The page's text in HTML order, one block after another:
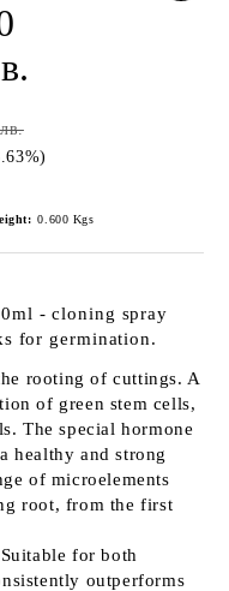
0.600 Kgs
- cloning spray
for germination.
rooting of cuttings. A
of green stem cells,
The special hormone
healthy and strong
of microelements
root, from the first
Suitable for both
outperforms